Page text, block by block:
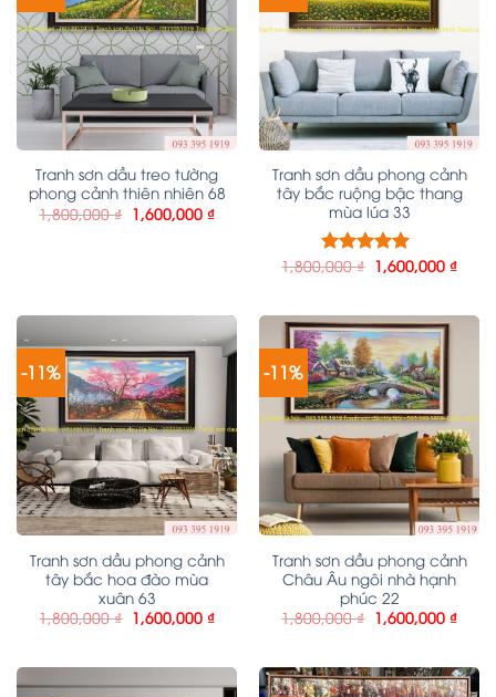
Tranh sơn dầu treo tường
phong cảnh thiên nhiên 68
1,800,000₫ 1,600,000 ₫
Tranh sơn dầu phong cảnh
tây bắc ruộng bậc thang
mùa lúa 33
Được xếp
1,800,000₫ 1,600,000 ₫
-11%
Tranh sơn dầu phong cảnh
tây bắc hoa đào mùa
xuân 63
1,800,000₫ 1,600,000 ₫
-11%
Tranh sơn dầu phong cảnh
Châu Âu ngôi nhà hạnh
phúc 22
1,800,000₫ 1,600,000 ₫